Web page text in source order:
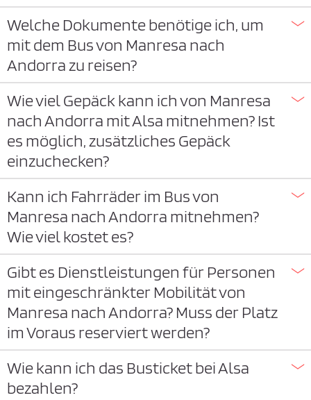
Welche Dokumente benötige ich, um
mit dem Bus von Manresa nach
Andorra zu reisen?
Wie viel Gepäck kann ich von Manresa
nach Andorra mit Alsa mitnehmen? Ist
es möglich, zusätzliches Gepäck
einzuchecken?
Kann ich Fahrräder im Bus von
Manresa nach Andorra mitnehmen?
Wie viel kostet es?
Gibt es Dienstleistungen für Personen
mit eingeschränkter Mobilität von
Manresa nach Andorra? Muss der Platz
im Voraus reserviert werden?
Wie kann ich das Busticket bei Alsa
bezahlen?